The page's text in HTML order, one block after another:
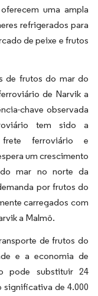
uma ampla
refrigerados para
de peixe e frutos
de frutos do mar do
de Narvik a
chave observada
tem sido a
ferroviário e
um crescimento
mar no norte da
por frutos do
carregados com
a Malmö.
de frutos do
e a economia de
pode substituir 24
significativa de 4.000